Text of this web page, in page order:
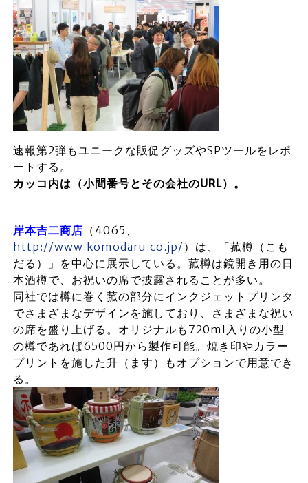
速報第2弾もユニークな販促グッズやSPツールをレポ
ートする。
カッコ内は（小間番号とその会社のURL）。
岸本吉二商店 （4065、
http://www.komodaru.co.jp/ ）は、「菰樽（こも
だる）」を中心に展示している。菰樽は鏡開き用の日
本酒樽で、お祝いの席で披露されることが多い。
同社では樽に巻く菰の部分にインクジェットプリンタ
でさまざまなデザインを施しており、さまざまな祝い
の席を盛り上げる。オリジナルも720ml入りの小型
の樽であれば6500円から製作可能。焼き印やカラー
プリントを施した升（ます）もオプションで用意でき
る。